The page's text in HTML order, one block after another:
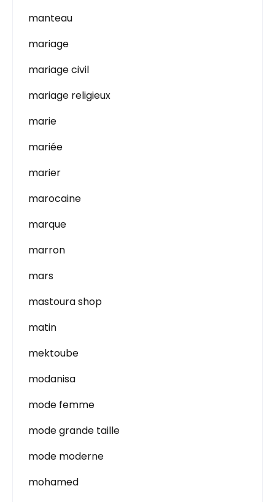
manteau
mariage
mariage civil
mariage religieux
marie
mariée
marier
marocaine
marque
marron
mars
mastoura shop
matin
mektoube
modanisa
mode femme
mode grande taille
mode moderne
mohamed